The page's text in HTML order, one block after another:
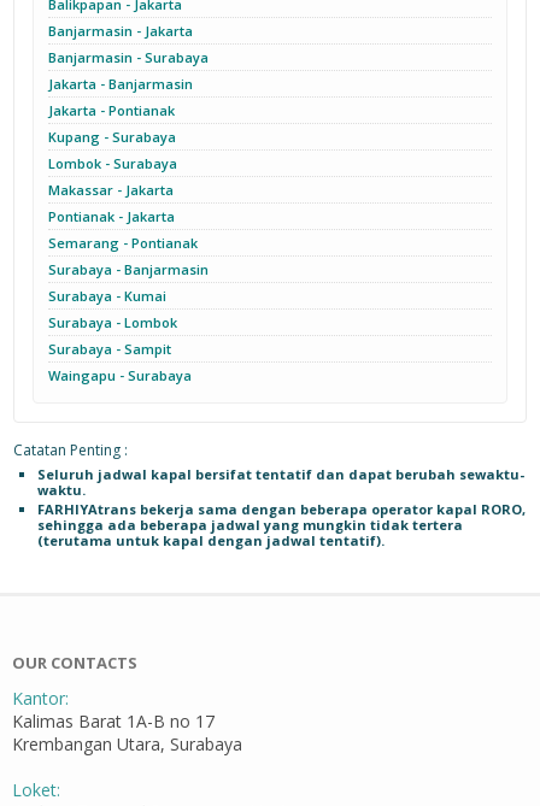
Balikpapan - Jakarta
Banjarmasin - Jakarta
Banjarmasin - Surabaya
Jakarta - Banjarmasin
Jakarta - Pontianak
Kupang - Surabaya
Lombok - Surabaya
Makassar - Jakarta
Pontianak - Jakarta
Semarang - Pontianak
Surabaya - Banjarmasin
Surabaya - Kumai
Surabaya - Lombok
Surabaya - Sampit
Waingapu - Surabaya
Catatan Penting :
Seluruh jadwal kapal bersifat tentatif dan dapat berubah sewaktu-
waktu.
FARHIYAtrans bekerja sama dengan beberapa operator kapal RORO,
sehingga ada beberapa jadwal yang mungkin tidak tertera
(terutama untuk kapal dengan jadwal tentatif).
OUR CONTACTS
Kantor:
Kalimas Barat 1A-B no 17
Krembangan Utara, Surabaya
Loket: